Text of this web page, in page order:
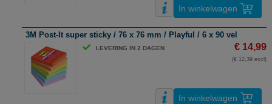
In winkelwagen
3M Post-It super sticky / 76 x 76 mm / Playful / 6 x 90 vel
LEVERING IN 2 DAGEN € 14,99
(€ 12,39 excl)
In winkelwagen